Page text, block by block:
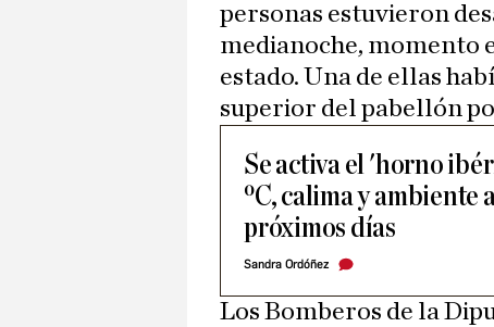
personas estuvieron
medianoche, momento
estado. Una de ellas
superior del pabellón
Se activa el 'horno
ºC, calima y ambiente
próximos días
Sandra Ordóñez
Los Bomberos de la